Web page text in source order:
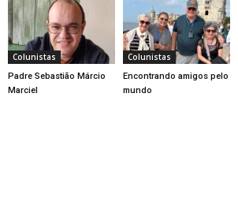
Colunistas
Padre Sebastião Márcio
Marciel
Colunistas
Encontrando amigos pelo
mundo